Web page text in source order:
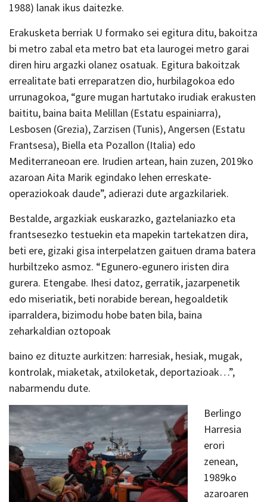
1988) lanak ikus daitezke.
Erakusketa berriak U formako sei egitura ditu, bakoitza
bi metro zabal eta metro bat eta laurogei metro garai
diren hiru argazki olanez osatuak. Egitura bakoitzak
errealitate bati erreparatzen dio, hurbilagokoa edo
urrunagokoa, “gure mugan hartutako irudiak erakusten
baititu, baina baita Melillan (Estatu espainiarra),
Lesbosen (Grezia), Zarzisen (Tunis), Angersen (Estatu
Frantsesa), Biella eta Pozallon (Italia) edo
Mediterraneoan ere. Irudien artean, hain zuzen, 2019ko
azaroan Aita Marik egindako lehen erreskate-
operaziokoak daude”, adierazi dute argazkilariek.
Bestalde, argazkiak euskarazko, gaztelaniazko eta
frantsesezko testuekin eta mapekin tartekatzen dira,
beti ere, gizaki gisa interpelatzen gaituen drama batera
hurbiltzeko asmoz. “Egunero-egunero iristen dira
gurera. Etengabe. Ihesi datoz, gerratik, jazarpenetik
edo miseriatik, beti norabide berean, hegoaldetik
iparraldera, bizimodu hobe baten bila, baina
zeharkaldian oztopoak
baino ez dituzte aurkitzen: harresiak, hesiak, mugak,
kontrolak, miaketak, atxiloketak, deportazioak…”,
nabarmendu dute.
Berlingo
Harresia
erori
zenean,
1989ko
azaroaren